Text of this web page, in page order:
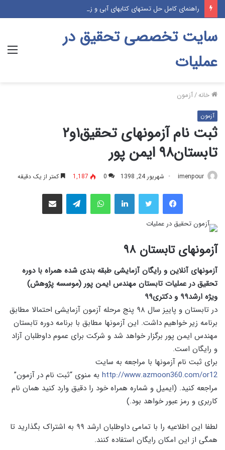
سایت تخصصی تحقیق در
عملیات
خانه/آزمون
آزمون
ثبت نام آزمونهای تحقیق۱و۲
تابستان۹۸ ایمن پور
imenpour شهریور 24, 1398 0
1,187 کمتر از یک دقیقه
فیس بوک توییتر لینکدین واتس آپ تلگرام اشتراک گذاری از طریق ایمیل
آزمونهای تابستان ۹۸
آزمونهای آنلاین و رایگان آزمایشی طبقه بندی شده همراه با دوره
تحقیق در عملیات تابستان مهندس ایمن پور (موسسه پژوهش)
ویژه ارشد۹۹ و دکتری۹۹
در تابستان و پاییز سال ۹۸ پنج مرحله آزمون آزمایشی احتمالا مطابق
برنامه زیر خواهیم داشت. این آزمونها مطابق با برنامه دوره تابستان
مهندس ایمن پور برگزار خواهد شد و شرکت برای عموم داوطلبان آزاد
و رایگان است.
برای ثبت نام آزمونها با مراجعه به سایت
http://www.azmoon360.com/or12 به منوی “ثبت نام در آزمون”
مراجعه کنید. (ایمیل و شماره همراه خود را دقیق وارد کنید همان نام
کاربری و رمز عبور خواهد بود.)
لطفا این اطلاعیه را با تمامی داوطلبان ارشد ۹۹ به اشتراک بگذارید تا
همگی از این امکان رایگان استفاده کنند.